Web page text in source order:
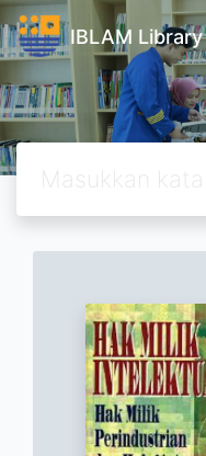
IBLAM Library